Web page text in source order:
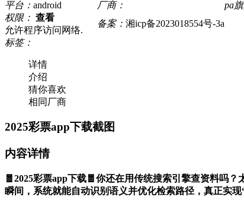
平台： android 厂商： pa
权限： 查看
允许程序访问网络.
备案： 湘icp备2023018554号-3a
标签：
详情
介绍
猜你喜欢
相同厂商
2025彩票app下载截图
内容详情
🧧2025彩票app下载🧧你还在用传统搜索引擎查资料吗
瞬间，系统就能自动识别语义并优化检索路径，真正实